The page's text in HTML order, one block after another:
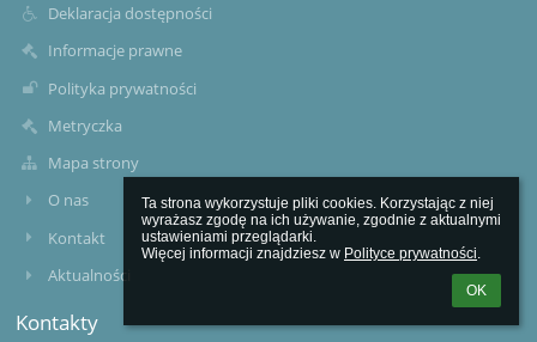
Ta strona wykorzystuje pliki cookies. Korzystając z niej
wyrażasz zgodę na ich używanie, zgodnie z aktualnymi
ustawieniami przeglądarki.
Więcej informacji znajdziesz w Polityce prywatności.
OK
Deklaracja dostępności
Informacje prawne
Polityka prywatności
Metryczka
Mapa strony
O nas
Kontakt
Aktualności
Kontakty